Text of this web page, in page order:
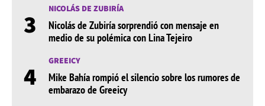
3 NICOLÁS DE ZUBIRÍA
Nicolás de Zubiría sorprendió con mensaje en
medio de su polémica con Lina Tejeiro
4 GREEICY
Mike Bahía rompió el silencio sobre los rumores de
embarazo de Greeicy